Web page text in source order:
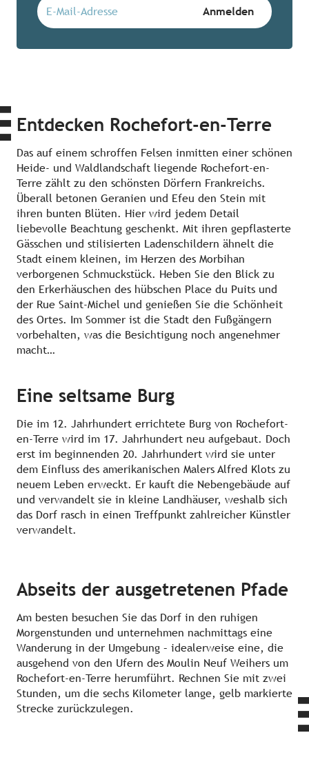
Entdecken Rochefort-en-Terre
Das auf einem schroffen Felsen inmitten einer schönen
Heide- und Waldlandschaft liegende Rochefort-en-
Terre zählt zu den schönsten Dörfern Frankreichs.
Überall betonen Geranien und Efeu den Stein mit
ihren bunten Blüten. Hier wird jedem Detail
liebevolle Beachtung geschenkt. Mit ihren gepflasterte
Gässchen und stilisierten Ladenschildern ähnelt die
Stadt einem kleinen, im Herzen des Morbihan
verborgenen Schmuckstück. Heben Sie den Blick zu
den Erkerhäuschen des hübschen Place du Puits und
der Rue Saint-Michel und genießen Sie die Schönheit
des Ortes. Im Sommer ist die Stadt den Fußgängern
vorbehalten, was die Besichtigung noch angenehmer
macht…
Eine seltsame Burg
Die im 12. Jahrhundert errichtete Burg von Rochefort-
en-Terre wird im 17. Jahrhundert neu aufgebaut. Doch
erst im beginnenden 20. Jahrhundert wird sie unter
dem Einfluss des amerikanischen Malers Alfred Klots zu
neuem Leben erweckt. Er kauft die Nebengebäude auf
und verwandelt sie in kleine Landhäuser, weshalb sich
das Dorf rasch in einen Treffpunkt zahlreicher Künstler
verwandelt.
Abseits der ausgetretenen Pfade
Am besten besuchen Sie das Dorf in den ruhigen
Morgenstunden und unternehmen nachmittags eine
Wanderung in der Umgebung – idealerweise eine, die
ausgehend von den Ufern des Moulin Neuf Weihers um
Rochefort-en-Terre herumführt. Rechnen Sie mit zwei
Stunden, um die sechs Kilometer lange, gelb markierte
Strecke zurückzulegen.